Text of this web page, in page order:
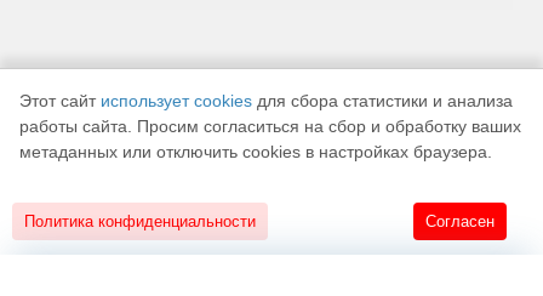
К началу страницы
18+
Этот сайт использует cookies для сбора статистики и анализа
работы сайта. Просим согласиться на сбор и обработку ваших
метаданных или отключить cookies в настройках браузера.
Политика конфиденциальности Согласен